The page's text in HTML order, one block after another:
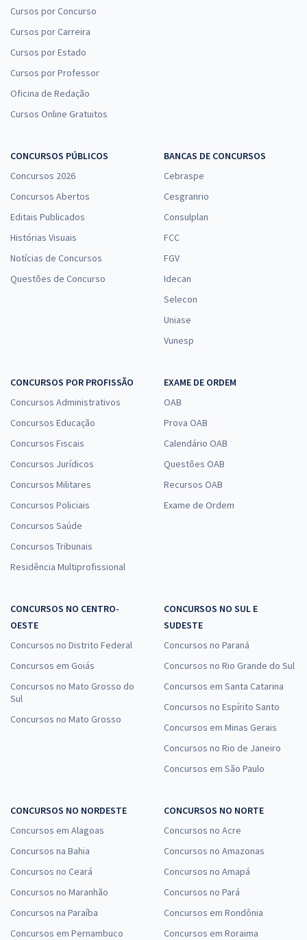
Cursos por Concurso
Cursos por Carreira
Cursos por Estado
Cursos por Professor
Oficina de Redação
Cursos Online Gratuitos
CONCURSOS PÚBLICOS
Concursos 2026
Concursos Abertos
Editais Publicados
Histórias Visuais
Notícias de Concursos
Questões de Concurso
BANCAS DE CONCURSOS
Cebraspe
Cesgranrio
Consulplan
FCC
FGV
Idecan
Selecon
Uniase
Vunesp
CONCURSOS POR PROFISSÃO
Concursos Administrativos
Concursos Educação
Concursos Fiscais
Concursos Jurídicos
Concursos Militares
Concursos Policiais
Concursos Saúde
Concursos Tribunais
Residência Multiprofissional
EXAME DE ORDEM
OAB
Prova OAB
Calendário OAB
Questões OAB
Recursos OAB
Exame de Ordem
CONCURSOS NO CENTRO-
OESTE
Concursos no Distrito Federal
Concursos em Goiás
Concursos no Mato Grosso do
Sul
Concursos no Mato Grosso
CONCURSOS NO SUL E
SUDESTE
Concursos no Paraná
Concursos no Rio Grande do Sul
Concursos em Santa Catarina
Concursos no Espírito Santo
Concursos em Minas Gerais
Concursos no Rio de Janeiro
Concursos em São Paulo
CONCURSOS NO NORDESTE
Concursos em Alagoas
Concursos na Bahia
Concursos no Ceará
Concursos no Maranhão
Concursos na Paraíba
Concursos em Pernambuco
CONCURSOS NO NORTE
Concursos no Acre
Concursos no Amazonas
Concursos no Amapá
Concursos no Pará
Concursos em Rondônia
Concursos em Roraima